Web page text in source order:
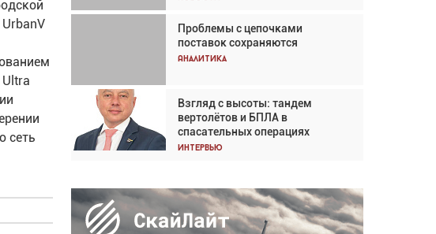
Ultra
сеть
Проблемы с цепочками
поставок сохраняются
Аналитика
Взгляд с высоты: тандем
вертолётов и БПЛА в
спасательных операциях
Интервью
Впервые с 2024 года
глобальный трафик снижается
три недели подряд
Частный самолёт – это актив.
Подходите к покупке
соответствующим образом
Интервью